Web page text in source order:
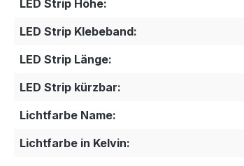
LED Strip Höhe:
LED Strip Klebeband:
LED Strip Länge:
LED Strip kürzbar:
Lichtfarbe Name:
Lichtfarbe in Kelvin: